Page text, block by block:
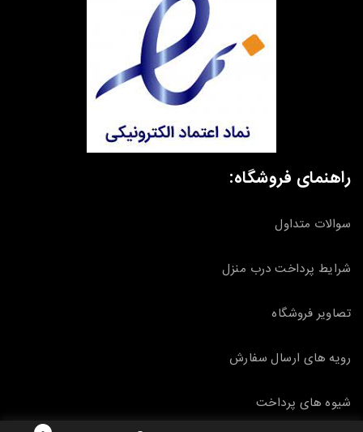
راهنمای فروشگاه:
سوالات متداول
شرایط پرداخت درب منزل
تصاویر فروشگاه
رویه های ارسال سفارش
شیوه های پرداخت